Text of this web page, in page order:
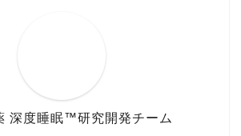
深度睡眠™研究開発チーム